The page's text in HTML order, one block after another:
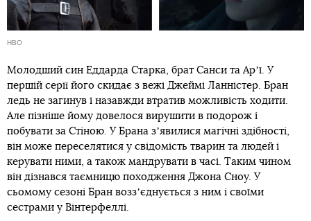
HBO
Молодший син Еддарда Старка, брат Санси та Арʼї. У
першій серії його скидає з вежі Джеймі Ланністер. Бран
ледь не загинув і назавжди втратив можливість ходити.
Але пізніше йому довелося вирушити в подорож і
побувати за Стіною. У Брана зʼявилися магічні здібності,
він може переселятися у свідомість тварин та людей і
керувати ними, а також мандрувати в часі. Таким чином
він дізнався таємницю походження Джона Сноу. У
сьомому сезоні Бран воззʼєднується з ним і своїми
сестрами у Вінтерфеллі.